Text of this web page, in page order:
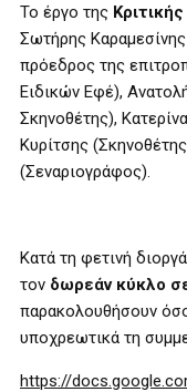
Το έργο της
Σωτήρης
πρόεδρος της
Ειδικών Εφέ),
Σκηνοθέτης),
Κυρίτσης
(Σεναριογράφος).
Κατά τη φετινή
τον δωρεάν κύκλο
παρακολουθήσουν
υποχρεωτικά τη
https://